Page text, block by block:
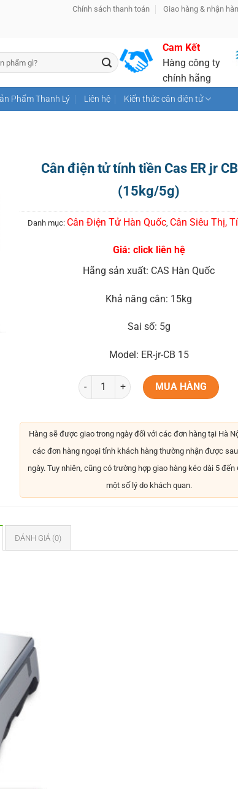
Chính sách thanh toán Giao hàng & nhận
Cam Kết
Hàng công ty
chính hãng
Phẩm Thanh Lý Liên hệ Kiến thức cân điện tử
Cân điện tử tính tiền Cas ER jr
(15kg/5g)
Danh mục: Cân Điện Tử Hàn Quốc, Cân Siêu Thị,
Giá: click liên hệ
Hãng sản xuất: CAS Hàn Quốc
Khả năng cân: 15kg
Sai số: 5g
Model: ER-jr-CB 15
MUA HÀNG
Hàng sẽ được giao trong ngày đối với các đơn hàng tại Hà
các đơn hàng ngoại tỉnh khách hàng thường nhận được
ngày. Tuy nhiên, cũng có trường hợp giao hàng kéo dài 5 đến
một số lý do khách quan.
ĐÁNH GIÁ (0)